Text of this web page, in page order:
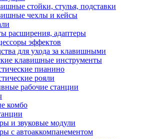
стойки, стулья, подставки
чехлы и кейсы
расширения, адаптеры
эффектов
для ухода за клавишными
клавишные инструменты
пианино
рояли
рабочие станции
комбо
и звуковые модули
с автоаккомпанементом